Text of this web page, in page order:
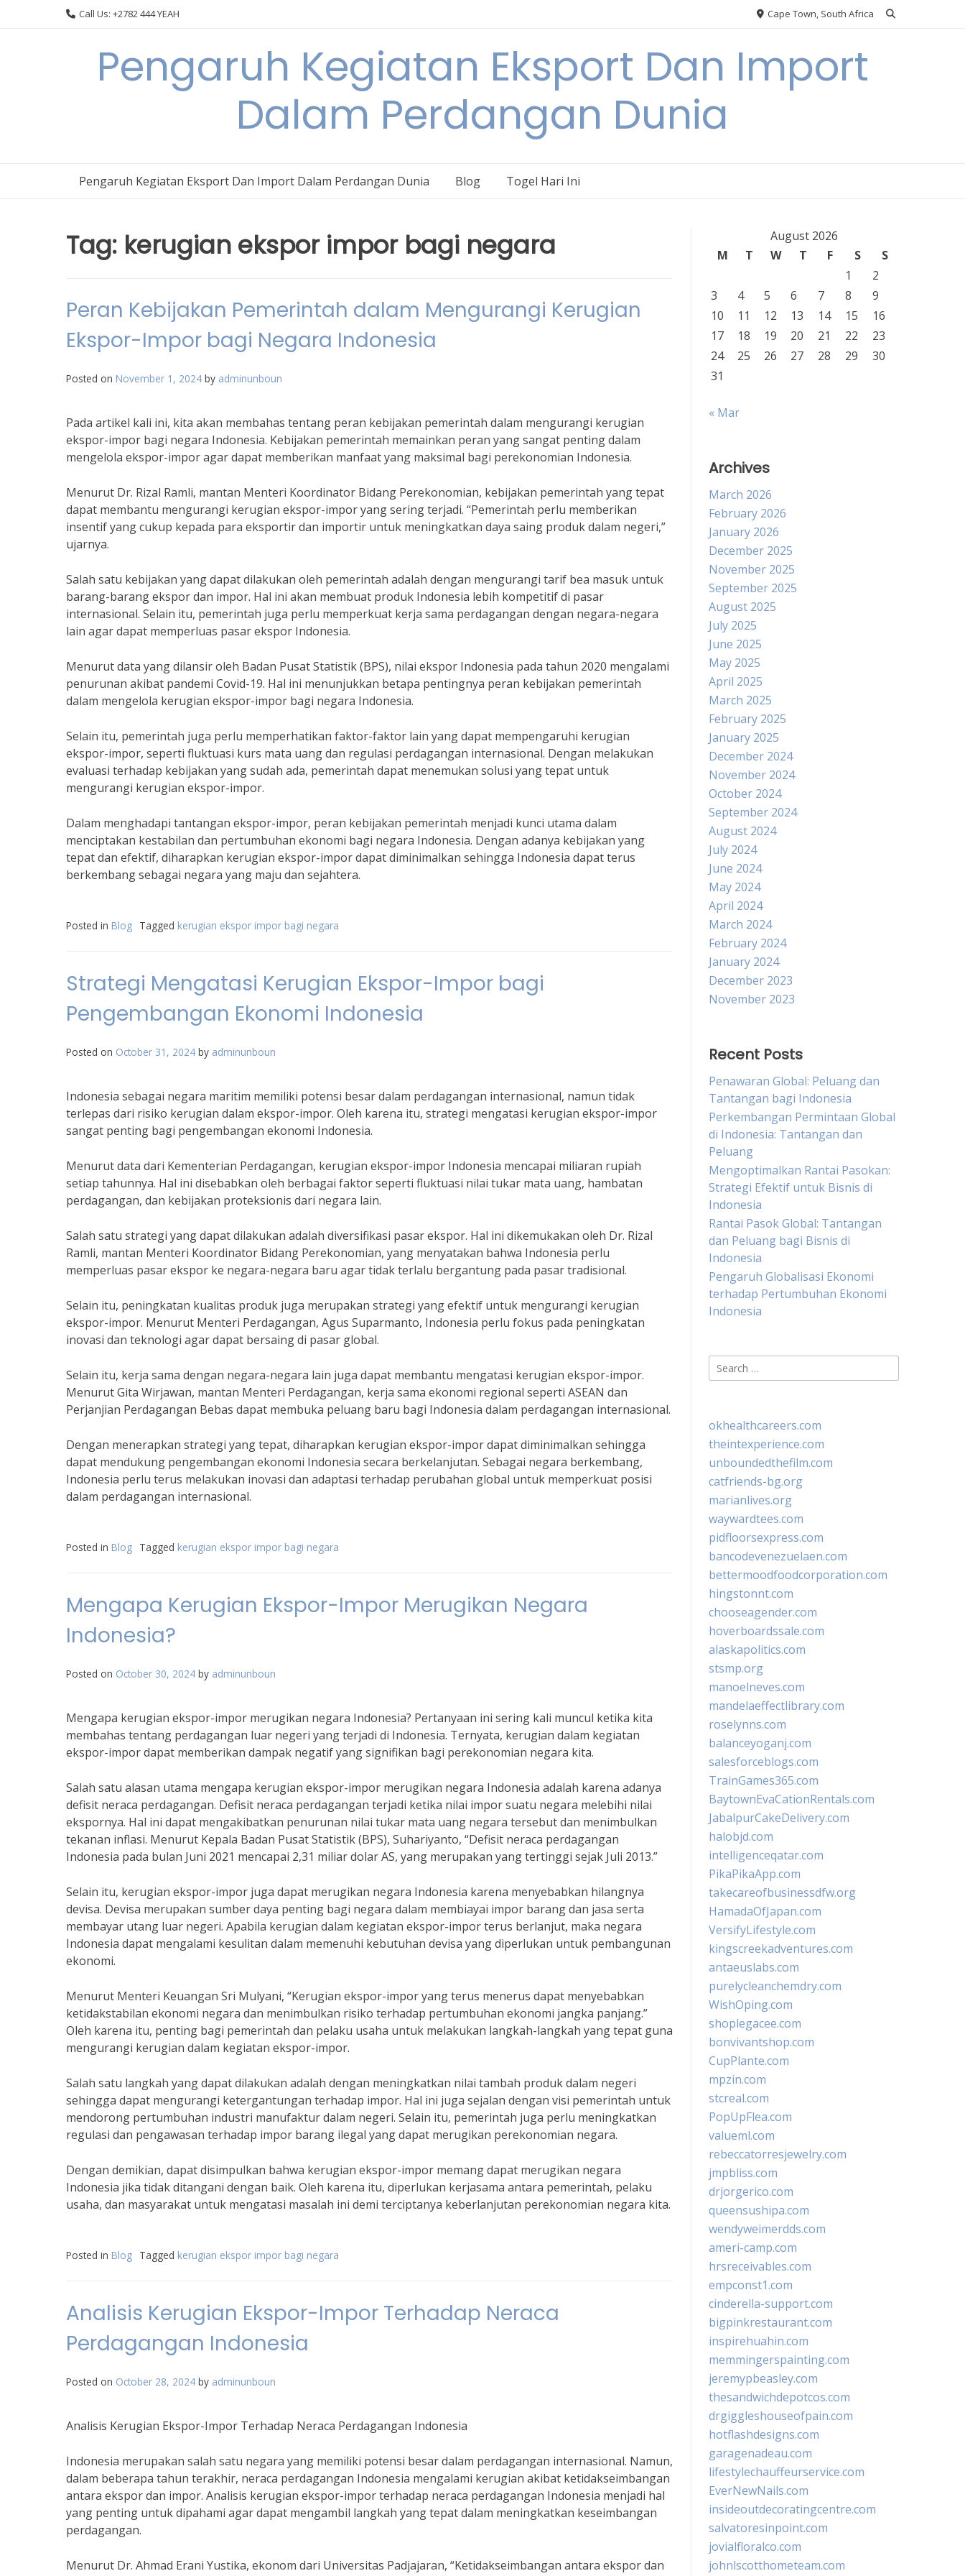
Call Us: +2782 444 YEAH Cape Town, South Africa
Pengaruh Kegiatan Eksport Dan Import
Dalam Perdangan Dunia
Pengaruh Kegiatan Eksport Dan Import Dalam Perdangan Dunia Blog Togel Hari Ini
Tag: kerugian ekspor impor bagi negara
Peran Kebijakan Pemerintah dalam Mengurangi Kerugian
Ekspor-Impor bagi Negara Indonesia
Posted on November 1, 2024 by adminunboun
Pada artikel kali ini, kita akan membahas tentang peran kebijakan pemerintah dalam mengurangi kerugian
ekspor-impor bagi negara Indonesia. Kebijakan pemerintah memainkan peran yang sangat penting dalam
mengelola ekspor-impor agar dapat memberikan manfaat yang maksimal bagi perekonomian Indonesia.
Menurut Dr. Rizal Ramli, mantan Menteri Koordinator Bidang Perekonomian, kebijakan pemerintah yang tepat
dapat membantu mengurangi kerugian ekspor-impor yang sering terjadi. “Pemerintah perlu memberikan
insentif yang cukup kepada para eksportir dan importir untuk meningkatkan daya saing produk dalam negeri,”
ujarnya.
Salah satu kebijakan yang dapat dilakukan oleh pemerintah adalah dengan mengurangi tarif bea masuk untuk
barang-barang ekspor dan impor. Hal ini akan membuat produk Indonesia lebih kompetitif di pasar
internasional. Selain itu, pemerintah juga perlu memperkuat kerja sama perdagangan dengan negara-negara
lain agar dapat memperluas pasar ekspor Indonesia.
Menurut data yang dilansir oleh Badan Pusat Statistik (BPS), nilai ekspor Indonesia pada tahun 2020 mengalami
penurunan akibat pandemi Covid-19. Hal ini menunjukkan betapa pentingnya peran kebijakan pemerintah
dalam mengelola kerugian ekspor-impor bagi negara Indonesia.
Selain itu, pemerintah juga perlu memperhatikan faktor-faktor lain yang dapat mempengaruhi kerugian
ekspor-impor, seperti fluktuasi kurs mata uang dan regulasi perdagangan internasional. Dengan melakukan
evaluasi terhadap kebijakan yang sudah ada, pemerintah dapat menemukan solusi yang tepat untuk
mengurangi kerugian ekspor-impor.
Dalam menghadapi tantangan ekspor-impor, peran kebijakan pemerintah menjadi kunci utama dalam
menciptakan kestabilan dan pertumbuhan ekonomi bagi negara Indonesia. Dengan adanya kebijakan yang
tepat dan efektif, diharapkan kerugian ekspor-impor dapat diminimalkan sehingga Indonesia dapat terus
berkembang sebagai negara yang maju dan sejahtera.
Posted in Blog Tagged kerugian ekspor impor bagi negara
Strategi Mengatasi Kerugian Ekspor-Impor bagi
Pengembangan Ekonomi Indonesia
Posted on October 31, 2024 by adminunboun
Indonesia sebagai negara maritim memiliki potensi besar dalam perdagangan internasional, namun tidak
terlepas dari risiko kerugian dalam ekspor-impor. Oleh karena itu, strategi mengatasi kerugian ekspor-impor
sangat penting bagi pengembangan ekonomi Indonesia.
Menurut data dari Kementerian Perdagangan, kerugian ekspor-impor Indonesia mencapai miliaran rupiah
setiap tahunnya. Hal ini disebabkan oleh berbagai faktor seperti fluktuasi nilai tukar mata uang, hambatan
perdagangan, dan kebijakan proteksionis dari negara lain.
Salah satu strategi yang dapat dilakukan adalah diversifikasi pasar ekspor. Hal ini dikemukakan oleh Dr. Rizal
Ramli, mantan Menteri Koordinator Bidang Perekonomian, yang menyatakan bahwa Indonesia perlu
memperluas pasar ekspor ke negara-negara baru agar tidak terlalu bergantung pada pasar tradisional.
Selain itu, peningkatan kualitas produk juga merupakan strategi yang efektif untuk mengurangi kerugian
ekspor-impor. Menurut Menteri Perdagangan, Agus Suparmanto, Indonesia perlu fokus pada peningkatan
inovasi dan teknologi agar dapat bersaing di pasar global.
Selain itu, kerja sama dengan negara-negara lain juga dapat membantu mengatasi kerugian ekspor-impor.
Menurut Gita Wirjawan, mantan Menteri Perdagangan, kerja sama ekonomi regional seperti ASEAN dan
Perjanjian Perdagangan Bebas dapat membuka peluang baru bagi Indonesia dalam perdagangan internasional.
Dengan menerapkan strategi yang tepat, diharapkan kerugian ekspor-impor dapat diminimalkan sehingga
dapat mendukung pengembangan ekonomi Indonesia secara berkelanjutan. Sebagai negara berkembang,
Indonesia perlu terus melakukan inovasi dan adaptasi terhadap perubahan global untuk memperkuat posisi
dalam perdagangan internasional.
Posted in Blog Tagged kerugian ekspor impor bagi negara
Mengapa Kerugian Ekspor-Impor Merugikan Negara
Indonesia?
Posted on October 30, 2024 by adminunboun
Mengapa kerugian ekspor-impor merugikan negara Indonesia? Pertanyaan ini sering kali muncul ketika kita
membahas tentang perdagangan luar negeri yang terjadi di Indonesia. Ternyata, kerugian dalam kegiatan
ekspor-impor dapat memberikan dampak negatif yang signifikan bagi perekonomian negara kita.
Salah satu alasan utama mengapa kerugian ekspor-impor merugikan negara Indonesia adalah karena adanya
defisit neraca perdagangan. Defisit neraca perdagangan terjadi ketika nilai impor suatu negara melebihi nilai
ekspornya. Hal ini dapat mengakibatkan penurunan nilai tukar mata uang negara tersebut dan menimbulkan
tekanan inflasi. Menurut Kepala Badan Pusat Statistik (BPS), Suhariyanto, “Defisit neraca perdagangan
Indonesia pada bulan Juni 2021 mencapai 2,31 miliar dolar AS, yang merupakan yang tertinggi sejak Juli 2013.”
Selain itu, kerugian ekspor-impor juga dapat merugikan negara Indonesia karena menyebabkan hilangnya
devisa. Devisa merupakan sumber daya penting bagi negara dalam membiayai impor barang dan jasa serta
membayar utang luar negeri. Apabila kerugian dalam kegiatan ekspor-impor terus berlanjut, maka negara
Indonesia dapat mengalami kesulitan dalam memenuhi kebutuhan devisa yang diperlukan untuk pembangunan
ekonomi.
Menurut Menteri Keuangan Sri Mulyani, “Kerugian ekspor-impor yang terus menerus dapat menyebabkan
ketidakstabilan ekonomi negara dan menimbulkan risiko terhadap pertumbuhan ekonomi jangka panjang.”
Oleh karena itu, penting bagi pemerintah dan pelaku usaha untuk melakukan langkah-langkah yang tepat guna
mengurangi kerugian dalam kegiatan ekspor-impor.
Salah satu langkah yang dapat dilakukan adalah dengan meningkatkan nilai tambah produk dalam negeri
sehingga dapat mengurangi ketergantungan terhadap impor. Hal ini juga sejalan dengan visi pemerintah untuk
mendorong pertumbuhan industri manufaktur dalam negeri. Selain itu, pemerintah juga perlu meningkatkan
regulasi dan pengawasan terhadap impor barang ilegal yang dapat merugikan perekonomian negara.
Dengan demikian, dapat disimpulkan bahwa kerugian ekspor-impor memang dapat merugikan negara
Indonesia jika tidak ditangani dengan baik. Oleh karena itu, diperlukan kerjasama antara pemerintah, pelaku
usaha, dan masyarakat untuk mengatasi masalah ini demi terciptanya keberlanjutan perekonomian negara kita.
Posted in Blog Tagged kerugian ekspor impor bagi negara
Analisis Kerugian Ekspor-Impor Terhadap Neraca
Perdagangan Indonesia
Posted on October 28, 2024 by adminunboun
Analisis Kerugian Ekspor-Impor Terhadap Neraca Perdagangan Indonesia
Indonesia merupakan salah satu negara yang memiliki potensi besar dalam perdagangan internasional. Namun,
dalam beberapa tahun terakhir, neraca perdagangan Indonesia mengalami kerugian akibat ketidakseimbangan
antara ekspor dan impor. Analisis kerugian ekspor-impor terhadap neraca perdagangan Indonesia menjadi hal
yang penting untuk dipahami agar dapat mengambil langkah yang tepat dalam meningkatkan keseimbangan
perdagangan.
Menurut Dr. Ahmad Erani Yustika, ekonom dari Universitas Padjajaran, “Ketidakseimbangan antara ekspor dan
August 2026
M
T W T F S
S
1
2
3
4 5 6 7 8
9
10
11 12 13 14 15
16
17
18 19 20 21 22
23
24
25 26 27 28 29
30
31
« Mar
Archives
March 2026
February 2026
January 2026
December 2025
November 2025
September 2025
August 2025
July 2025
June 2025
May 2025
April 2025
March 2025
February 2025
January 2025
December 2024
November 2024
October 2024
September 2024
August 2024
July 2024
June 2024
May 2024
April 2024
March 2024
February 2024
January 2024
December 2023
November 2023
Recent Posts
Penawaran Global: Peluang dan
Tantangan bagi Indonesia
Perkembangan Permintaan Global
di Indonesia: Tantangan dan
Peluang
Mengoptimalkan Rantai Pasokan:
Strategi Efektif untuk Bisnis di
Indonesia
Rantai Pasok Global: Tantangan
dan Peluang bagi Bisnis di
Indonesia
Pengaruh Globalisasi Ekonomi
terhadap Pertumbuhan Ekonomi
Indonesia
Search
for:
okhealthcareers.com
theintexperience.com
unboundedthefilm.com
catfriends-bg.org
marianlives.org
waywardtees.com
pidfloorsexpress.com
bancodevenezuelaen.com
bettermoodfoodcorporation.com
hingstonnt.com
chooseagender.com
hoverboardssale.com
alaskapolitics.com
stsmp.org
manoelneves.com
mandelaeffectlibrary.com
roselynns.com
balanceyoganj.com
salesforceblogs.com
TrainGames365.com
BaytownEvaCationRentals.com
JabalpurCakeDelivery.com
halobjd.com
intelligenceqatar.com
PikaPikaApp.com
takecareofbusinessdfw.org
HamadaOfJapan.com
VersifyLifestyle.com
kingscreekadventures.com
antaeuslabs.com
purelycleanchemdry.com
WishOping.com
shoplegacee.com
bonvivantshop.com
CupPlante.com
mpzin.com
stcreal.com
PopUpFlea.com
valueml.com
rebeccatorresjewelry.com
jmpbliss.com
drjorgerico.com
queensushipa.com
wendyweimerdds.com
ameri-camp.com
hrsreceivables.com
empconst1.com
cinderella-support.com
bigpinkrestaurant.com
inspirehuahin.com
memmingerspainting.com
jeremypbeasley.com
thesandwichdepotcos.com
drgiggleshouseofpain.com
hotflashdesigns.com
garagenadeau.com
lifestylechauffeurservice.com
EverNewNails.com
insideoutdecoratingcentre.com
salvatoresinpoint.com
jovialfloralco.com
johnlscotthometeam.com